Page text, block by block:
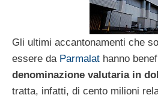
Gli ultimi accantonamenti che
essere da Parmalat hanno
denominazione valutaria in
tratta, infatti, di cento milioni